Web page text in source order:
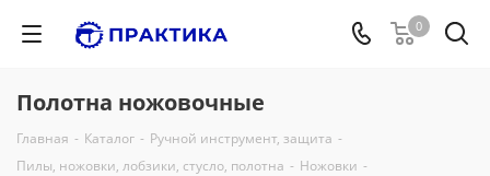
0
Полотна ножовочные
Главная - Каталог - Ручной инструмент, защита -
Пилы, ножовки, лобзики, стусло, полотна - Ножовки -